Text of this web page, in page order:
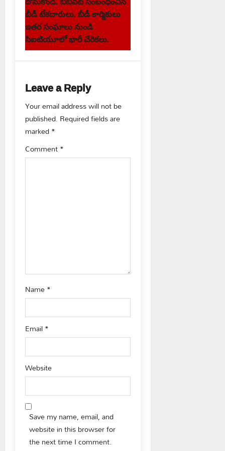
a
v
g
a
t
i
బీడీ టేకదారులు. బీడీ కార్మికులు
ఇతర సంఘాలు నుండి
సిఐటియూలో భారీ చేరికలు.
Leave a Reply
Your email address will not be
published. Required fields are
marked*
Comment*
Name*
Email*
Website
Save my name, email, and
website in this browser for
the next time I comment.